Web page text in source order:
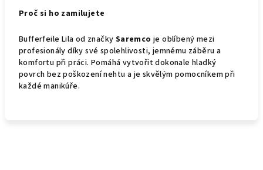
Proč si ho zamilujete
Bufferfeile Lila od značky Saremco je oblíbený mezi
profesionály díky své spolehlivosti, jemnému záběru a
komfortu při práci. Pomáhá vytvořit dokonale hladký
povrch bez poškození nehtu a je skvělým pomocníkem při
každé manikúře.